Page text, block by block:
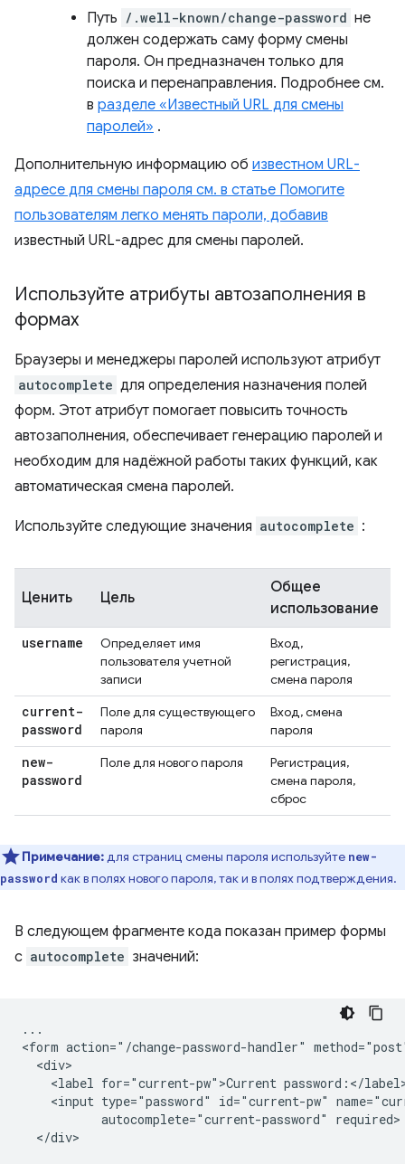
Путь /.well-known/change-password не
должен содержать саму форму смены
пароля. Он предназначен только для
поиска и перенаправления. Подробнее см.
в разделе «Известный URL для смены
паролей» .
Дополнительную информацию об известном URL-
адресе для смены пароля см. в статье Помогите
пользователям легко менять пароли, добавив
известный URL-адрес для смены паролей.
Используйте атрибуты автозаполнения в
формах
Браузеры и менеджеры паролей используют атрибут
autocomplete для определения назначения полей
форм. Этот атрибут помогает повысить точность
автозаполнения, обеспечивает генерацию паролей и
необходим для надёжной работы таких функций, как
автоматическая смена паролей.
Используйте следующие значения autocomplete :
Ценить Цель
Общее
использование
username
Определяет имя
пользователя учетной
записи
Вход,
регистрация,
смена пароля
current-
password
Поле для существующего
пароля
Вход, смена
пароля
new-
password
Поле для нового пароля
Регистрация,
смена пароля,
сброс
Примечание:для страниц смены пароля используйте new-
password как в полях нового пароля, так и в полях подтверждения.
В следующем фрагменте кода показан пример формы
с autocomplete значений:
...
<form action="/change-password-handler"
  <div>
<label for="current-pw">Current password:</
<input type="password" id="current-pw"
           autocomplete="current-password" required>
  </div>